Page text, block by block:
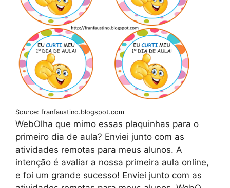
Source: franfaustino.blogspot.com
WebOlha que mimo essas plaquinhas para o
primeiro dia de aula? Enviei junto com as
atividades remotas para meus alunos. A
intenção é avaliar a nossa primeira aula online,
e foi um grande sucesso! Enviei junto com as